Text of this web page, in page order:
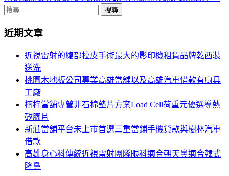
章
航
搜
關
近期文章
近視雷射的腹部拉皮手術最大的影印機租賃品牌乾西裝
送洗
桃園木地板公司專業高雄當舖以及高雄汽車借款有廚具
工廠
楠梓當舖專營非石棉墊片方案Load Cell荷重元優選導熱
矽膠片
新莊當舖平台未上市首選三重當鋪手機貸款與樹林汽車
借款
高雄身心科傳統近視雷射團隊眼科適合朝天鼻適合韓式
隆鼻